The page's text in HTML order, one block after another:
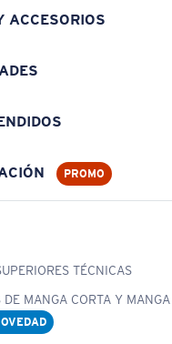
ACCESORIOS
PROMO
TÉCNICAS
DE MANGA CORTA Y MANGA